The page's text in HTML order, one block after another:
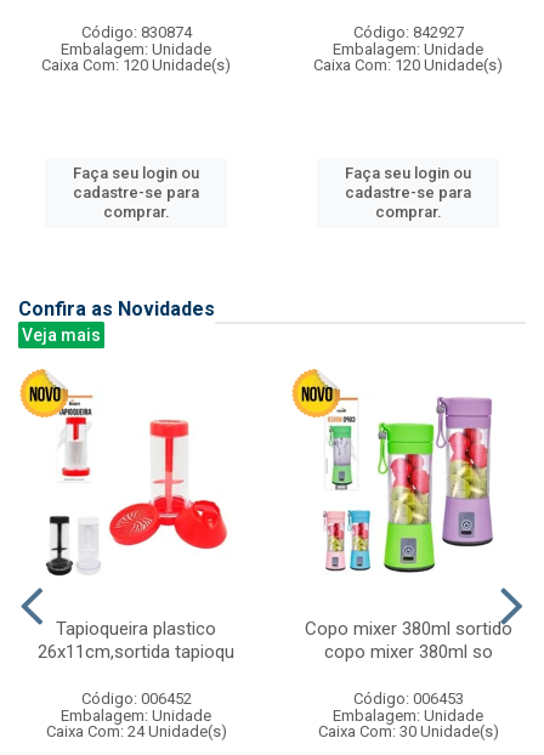
Código: 830874
Embalagem: Unidade
Caixa Com: 120 Unidade(s)
Faça seu login ou
cadastre-se para
comprar.
Código: 842927
Embalagem: Unidade
Caixa Com: 120 Unidade(s)
Faça seu login ou
cadastre-se para
comprar.
Confira as Novidades
Veja mais
Tapioqueira plastico
26x11cm,sortida tapioqu
Código: 006452
Embalagem: Unidade
Caixa Com: 24 Unidade(s)
Copo mixer 380ml sortido
copo mixer 380ml so
Código: 006453
Embalagem: Unidade
Caixa Com: 30 Unidade(s)